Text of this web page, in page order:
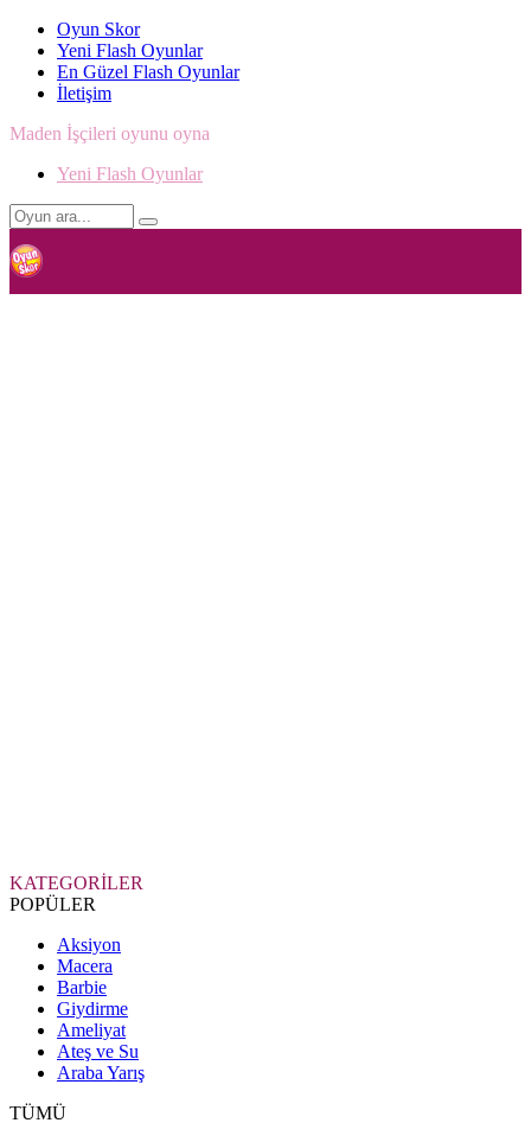
Oyun Skor
Yeni Flash Oyunlar
En Güzel Flash Oyunlar
İletişim
Maden İşçileri oyunu oyna
Yeni Flash Oyunlar
KATEGORİLER
POPÜLER
Aksiyon
Macera
Barbie
Giydirme
Ameliyat
Ateş ve Su
Araba Yarış
TÜMÜ